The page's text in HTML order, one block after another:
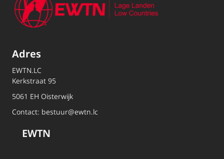
Adres
EWTN.LC
Kerkstraat 95
5061 EH Oisterwijk
Contact: bestuur@ewtn.lc
EWTN